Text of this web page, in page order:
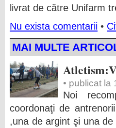
livrat de către Unifarm
Nu exista comentarii •
MAI MULTE
• publicat la
Noi
coordonaţi de
,una de argint şi una